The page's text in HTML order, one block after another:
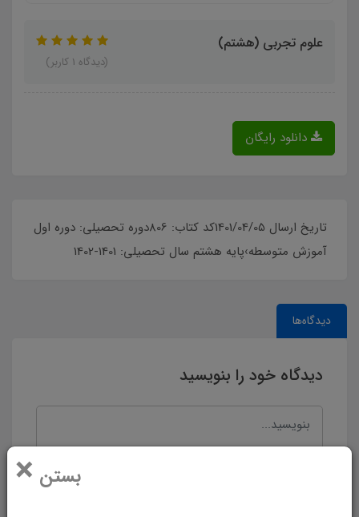
بستن ×
علوم تجربی (هشتم)
(دیدگاه 1 کاربر)
دانلود رایگان
تاریخ ارسال 1401/04/05کد کتاب: 806دوره تحصیلی: دوره اول
آموزش متوسطه›پایه هشتم سال تحصیلی: 1401-1402
دیدگاه‌ها
دیدگاه خود را بنویسید